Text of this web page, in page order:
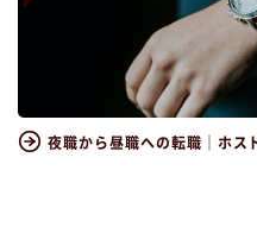
夜職から昼職への転職｜ホス